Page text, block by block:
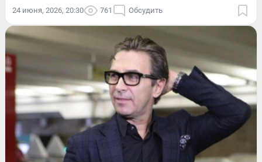
24 июня, 2026, 20:30 761 Обсудить